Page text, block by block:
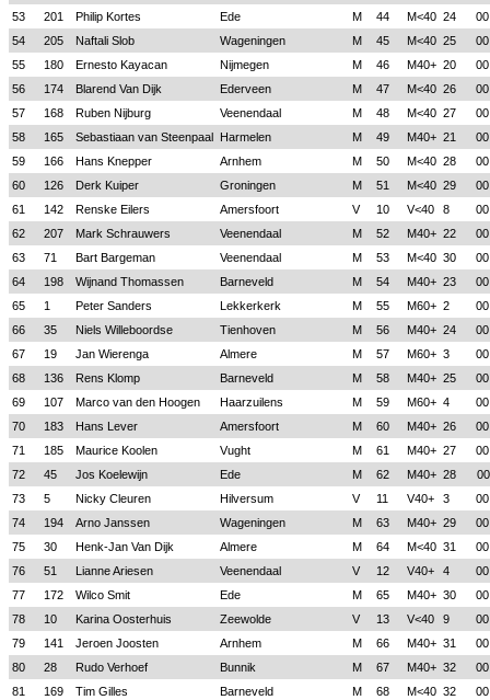
53
201 Philip Kortes Ede M 44 M<40 24
54
205 Naftali Slob Wageningen M 45 M<40 25
55
180 Ernesto Kayacan Nijmegen M 46 M40+ 20
56
174 Blarend Van Dijk Ederveen M 47 M<40 26
57
168 Ruben Nijburg Veenendaal M 48 M<40 27
58
165 Sebastiaan van Steenpaal Harmelen M 49 M40+ 21
59
166 Hans Knepper Arnhem M 50 M<40 28
60
126 Derk Kuiper Groningen M 51 M<40 29
61
142 Renske Eilers Amersfoort V 10 V<40 8
62
207 Mark Schrauwers Veenendaal M 52 M40+ 22
63
71 Bart Bargeman Veenendaal M 53 M<40 30
64
198 Wijnand Thomassen Barneveld M 54 M40+ 23
65
1 Peter Sanders Lekkerkerk M 55 M60+ 2
66
35 Niels Willeboordse Tienhoven M 56 M40+ 24
67
19 Jan Wierenga Almere M 57 M60+ 3
68
136 Rens Klomp Barneveld M 58 M40+ 25
69
107 Marco van den Hoogen Haarzuilens M 59 M60+ 4
70
183 Hans Lever Amersfoort M 60 M40+ 26
71
185 Maurice Koolen Vught M 61 M40+ 27
72
45 Jos Koelewijn Ede M 62 M40+ 28
73
5 Nicky Cleuren Hilversum V 11 V40+ 3
74
194 Arno Janssen Wageningen M 63 M40+ 29
75
30 Henk-Jan Van Dijk Almere M 64 M<40 31
76
51 Lianne Ariesen Veenendaal V 12 V40+ 4
77
172 Wilco Smit Ede M 65 M40+ 30
78
10 Karina Oosterhuis Zeewolde V 13 V<40 9
79
141 Jeroen Joosten Arnhem M 66 M40+ 31
80
28 Rudo Verhoef Bunnik M 67 M40+ 32
81
169 Tim Gilles Barneveld M 68 M<40 32